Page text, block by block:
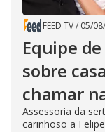
FEED TV/ 05/
Equipe
sobre
chamar
Assessoria da
carinhoso a